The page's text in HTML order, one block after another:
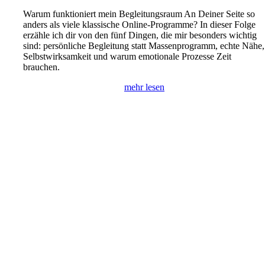
Warum funktioniert mein Begleitungsraum An Deiner Seite so
anders als viele klassische Online-Programme? In dieser Folge
erzähle ich dir von den fünf Dingen, die mir besonders wichtig
sind: persönliche Begleitung statt Massenprogramm, echte Nähe,
Selbstwirksamkeit und warum emotionale Prozesse Zeit
brauchen.
mehr lesen